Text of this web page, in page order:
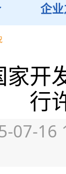
企
开
行
07-